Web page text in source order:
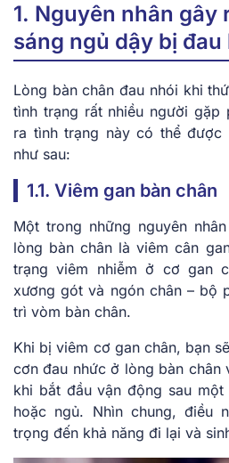
1. Nguyên nhân gây
sáng ngủ dậy bị
Lòng bàn chân đau nhói khi
tình trạng rất nhiều người gặp
ra tình trạng này có thể được
như sau:
1.1. Viêm gan bàn chân
Một trong những nguyên
lòng bàn chân là viêm cân
trạng viêm nhiễm ở cơ gan
xương gót và ngón chân – bộ
trì vòm bàn chân.
Khi bị viêm cơ gan chân, bạn
cơn đau nhức ở lòng bàn chân
khi bắt đầu vận động sau
hoặc ngủ. Nhìn chung, điều
trọng đến khả năng đi lại và